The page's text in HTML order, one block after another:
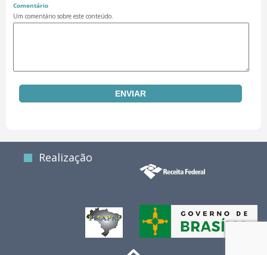
Comentário
Um comentário sobre este conteúdo.
Realização